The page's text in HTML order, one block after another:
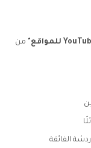
من
الفائقة